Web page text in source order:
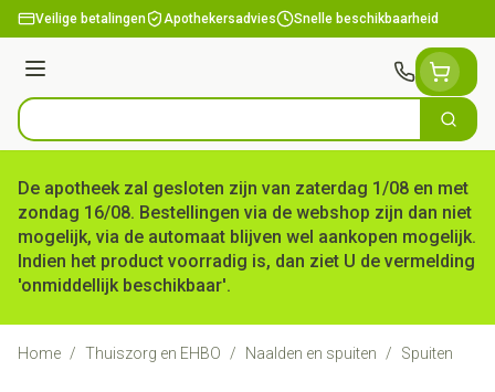
Ga naar de inhoud
Veilige betalingen Apothekersadvies Snelle beschikbaarheid
Menu
Product, merk, categorie... Zoek
De apotheek zal gesloten zijn van zaterdag 1/08 en met
zondag 16/08. Bestellingen via de webshop zijn dan niet
mogelijk, via de automaat blijven wel aankopen mogelijk.
Indien het product voorradig is, dan ziet U de vermelding
'onmiddellijk beschikbaar'.
Home / Thuiszorg en EHBO / Naalden en spuiten / Spuiten